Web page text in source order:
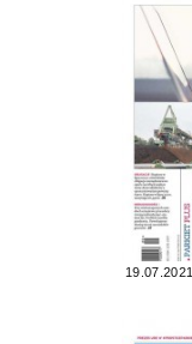
19.07.2021